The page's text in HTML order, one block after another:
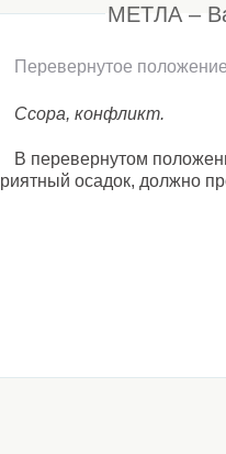
МЕТЛА –
Перевернутое положение
Ссора, конфликт.
В перевернутом
осадок, должно